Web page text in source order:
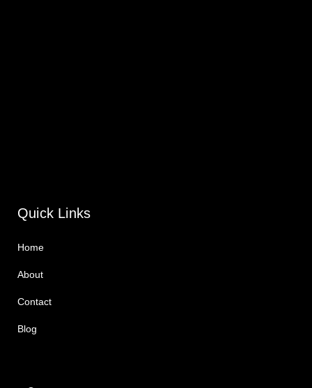
Quick Links
Home
About
Contact
Blog